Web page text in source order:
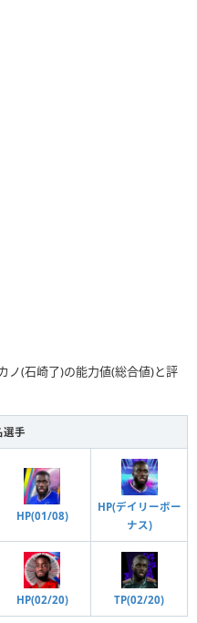
ノ(石崎了)の能力値(総合値)と評
選手
HP(01/08)
HP(デイリーボー
ナス)
HP(02/20) TP(02/20)